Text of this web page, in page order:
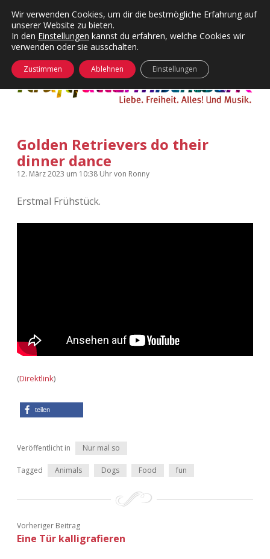
Kategorien
Menü
24 Hours Chilling
Die Wende
KFMW-Disco
kfmw.stuff
KFMW-Disco
Dates
Contact
Adventskalender
Adventskalender 2010
Adventskalender 2015
Adventskalender 2020
facebook
öffnen
Golden Retrievers do their
dinner dance
12. März 2023 um 10:38 Uhrvon Ronny
Erstmal Frühstück.
(Direktlink)
teilen
Veröffentlicht in Nur mal so
Tagged Animals Dogs Food fun
Vorheriger Beitrag
Eine Tür kalligrafieren
Wir verwenden Cookies, um dir die bestmögliche Erfahrung auf
unserer Website zu bieten.
In den Einstellungen kannst du erfahren, welche Cookies wir
verwenden oder sie ausschalten.
Zustimmen Ablehnen Einstellungen